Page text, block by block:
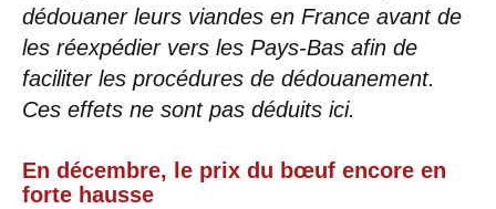
dédouaner leurs viandes en France avant de
les réexpédier vers les Pays-Bas afin de
faciliter les procédures de dédouanement.
Ces effets ne sont pas déduits ici.
En décembre, le prix du bœuf encore en
forte hausse